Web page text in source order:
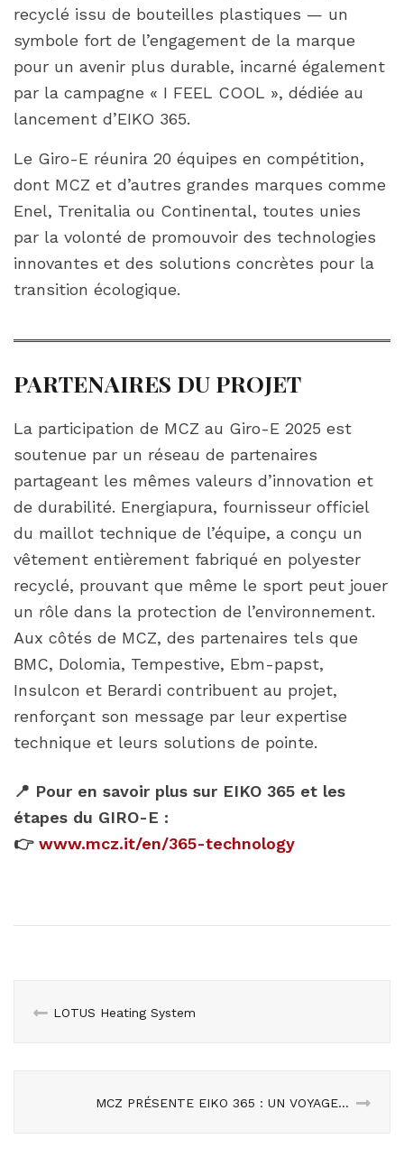
recyclé issu de bouteilles plastiques — un
symbole fort de l’engagement de la marque
pour un avenir plus durable, incarné également
par la campagne « I FEEL COOL », dédiée au
lancement d’EIKO 365.
Le Giro-E réunira 20 équipes en compétition,
dont MCZ et d’autres grandes marques comme
Enel, Trenitalia ou Continental, toutes unies
par la volonté de promouvoir des technologies
innovantes et des solutions concrètes pour la
transition écologique.
PARTENAIRES DU PROJET
La participation de MCZ au Giro-E 2025 est
soutenue par un réseau de partenaires
partageant les mêmes valeurs d’innovation et
de durabilité. Energiapura, fournisseur officiel
du maillot technique de l’équipe, a conçu un
vêtement entièrement fabriqué en polyester
recyclé, prouvant que même le sport peut jouer
un rôle dans la protection de l’environnement.
Aux côtés de MCZ, des partenaires tels que
BMC, Dolomia, Tempestive, Ebm-papst,
Insulcon et Berardi contribuent au projet,
renforçant son message par leur expertise
technique et leurs solutions de pointe.
📍 Pour en savoir plus sur EIKO 365 et les
étapes du GIRO-E :
👉 www.mcz.it/en/365-technology
LOTUS Heating System
MCZ PRÉSENTE EIKO 365 : UN VOYAGE SENSORIEL AU FUORISALONE 2025